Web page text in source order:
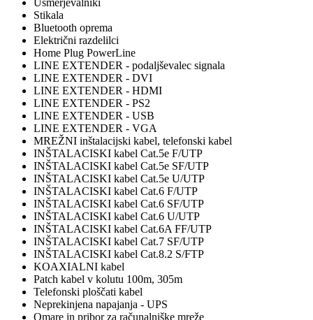
Usmerjevalniki
Stikala
Bluetooth oprema
Električni razdelilci
Home Plug PowerLine
LINE EXTENDER - podaljševalec signala
LINE EXTENDER - DVI
LINE EXTENDER - HDMI
LINE EXTENDER - PS2
LINE EXTENDER - USB
LINE EXTENDER - VGA
MREŽNI inštalacijski kabel, telefonski kabel
INŠTALACISKI kabel Cat.5e F/UTP
INŠTALACISKI kabel Cat.5e SF/UTP
INŠTALACISKI kabel Cat.5e U/UTP
INŠTALACISKI kabel Cat.6 F/UTP
INŠTALACISKI kabel Cat.6 SF/UTP
INŠTALACISKI kabel Cat.6 U/UTP
INŠTALACISKI kabel Cat.6A FF/UTP
INŠTALACISKI kabel Cat.7 SF/UTP
INŠTALACISKI kabel Cat.8.2 S/FTP
KOAXIALNI kabel
Patch kabel v kolutu 100m, 305m
Telefonski ploščati kabel
Neprekinjena napajanja - UPS
Omare in pribor za računalniške mreže